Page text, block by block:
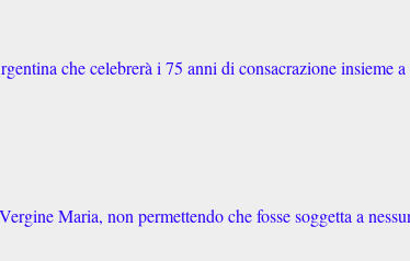
che celebrerà i 75 anni di consacrazione insieme a
Maria, non permettendo che fosse soggetta a